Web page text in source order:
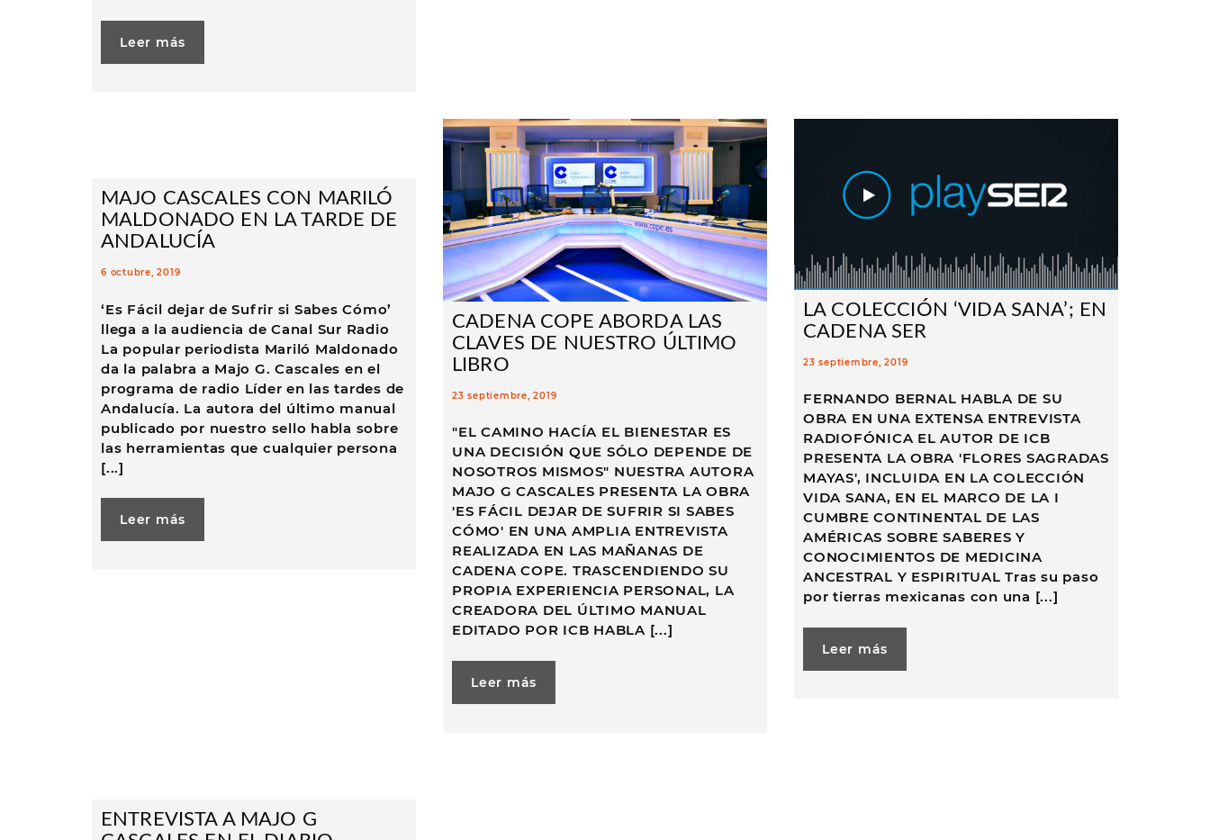
Leer más
MAJO CASCALES CON MARILÓ
MALDONADO EN LA TARDE DE
ANDALUCÍA
6 octubre, 2019
‘Es Fácil dejar de Sufrir si Sabes Cómo’
llega a la audiencia de Canal Sur Radio
La popular periodista Mariló Maldonado
da la palabra a Majo G. Cascales en el
programa de radio Líder en las tardes de
Andalucía. La autora del último manual
publicado por nuestro sello habla sobre
las herramientas que cualquier persona
[...]
Leer más
CADENA COPE ABORDA LAS
CLAVES DE NUESTRO ÚLTIMO
LIBRO
23 septiembre, 2019
"EL CAMINO HACÍA EL BIENESTAR ES
UNA DECISIÓN QUE SÓLO DEPENDE DE
NOSOTROS MISMOS" NUESTRA AUTORA
MAJO G CASCALES PRESENTA LA OBRA
'ES FÁCIL DEJAR DE SUFRIR SI SABES
CÓMO' EN UNA AMPLIA ENTREVISTA
REALIZADA EN LAS MAÑANAS DE
CADENA COPE. TRASCENDIENDO SU
PROPIA EXPERIENCIA PERSONAL, LA
CREADORA DEL ÚLTIMO MANUAL
EDITADO POR ICB HABLA [...]
Leer más
LA COLECCIÓN ‘VIDA SANA’; EN
CADENA SER
23 septiembre, 2019
FERNANDO BERNAL HABLA DE SU
OBRA EN UNA EXTENSA ENTREVISTA
RADIOFÓNICA EL AUTOR DE ICB
PRESENTA LA OBRA 'FLORES SAGRADAS
MAYAS', INCLUIDA EN LA COLECCIÓN
VIDA SANA, EN EL MARCO DE LA I
CUMBRE CONTINENTAL DE LAS
AMÉRICAS SOBRE SABERES Y
CONOCIMIENTOS DE MEDICINA
ANCESTRAL Y ESPIRITUAL Tras su paso
por tierras mexicanas con una [...]
Leer más
ENTREVISTA A MAJO G